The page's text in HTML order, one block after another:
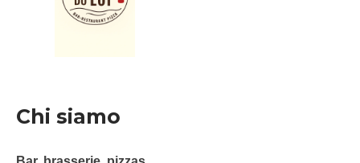
Chi siamo